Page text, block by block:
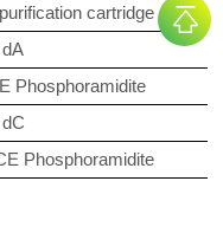
cartridge
Phosphoramidite
Phosphoramidite